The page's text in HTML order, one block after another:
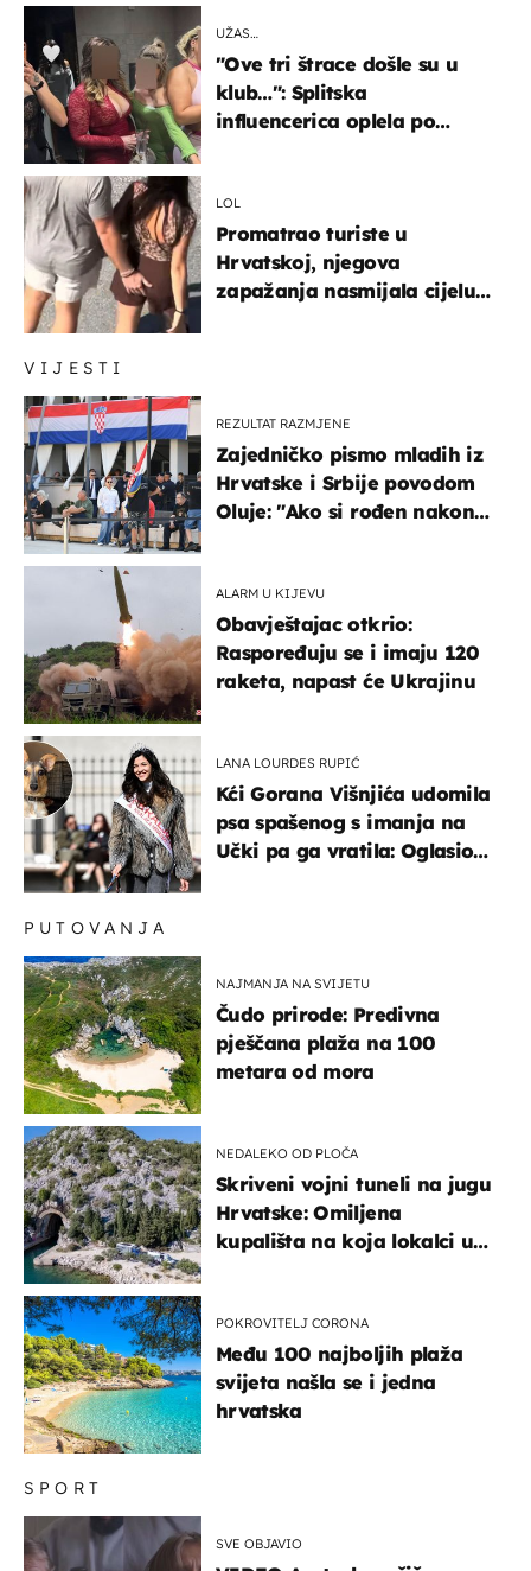
VIJESTI
REZULTAT RAZMJENE
Zajedničko pismo mladih iz
Hrvatske i Srbije povodom
Oluje: "Ako si rođen nakon
ALARM U KIJEVU
Obavještajac otkrio:
Raspoređuju se i imaju 120
raketa, napast će Ukrajinu
LANA LOURDES RUPIĆ
Kći Gorana Višnjića udomila
psa spašenog s imanja na
Učki pa ga vratila: Oglasio
UŽAS…
"Ove tri štrace došle su u
klub…": Splitska
influencerica oplela po
LOL
Promatrao turiste u
Hrvatskoj, njegova
zapažanja nasmijala cijelu
SPORT
SVE OBJAVIO
PUTOVANJA
NAJMANJA NA SVIJETU
Čudo prirode: Predivna
pješčana plaža na 100
metara od mora
NEDALEKO OD PLOČA
Skriveni vojni tuneli na jugu
Hrvatske: Omiljena
kupališta na koja lokalci u
POKROVITELJ CORONA
Među 100 najboljih plaža
svijeta našla se i jedna
hrvatska